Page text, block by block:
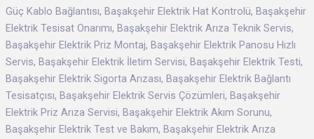
Güç Kablo Bağlantısı, Başakşehir Elektrik Hat Kontrolü, Başakşehir
Elektrik Tesisat Onarımı, Başakşehir Elektrik Arıza Teknik Servis,
Başakşehir Elektrik Priz Montaj, Başakşehir Elektrik Panosu Hızlı
Servis, Başakşehir Elektrik İletim Servisi, Başakşehir Elektrik Testi,
Başakşehir Elektrik Sigorta Arızası, Başakşehir Elektrik Bağlantı
Tesisatçısı, Başakşehir Elektrik Servis Çözümleri, Başakşehir
Elektrik Priz Arıza Servisi, Başakşehir Elektrik Akım Sorunu,
Başakşehir Elektrik Test ve Bakım, Başakşehir Elektrik Arıza